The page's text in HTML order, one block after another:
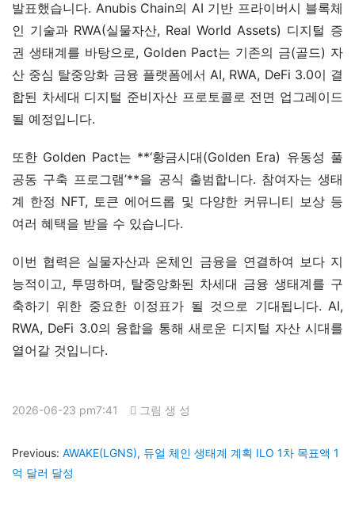
발표했습니다. Anubis Chain의 AI 기반 프라이버시 블록체
인 기술과 RWA(실물자산, Real World Assets) 디지털 증
권 생태계를 바탕으로, Golden Pact는 기존의 금(골드) 자
산 중심 탈중앙화 금융 플랫폼에서 AI, RWA, DeFi 3.0이 결
합된 차세대 디지털 준비자산 프로토콜로 전면 업그레이드
될 예정입니다.
또한 Golden Pact는 **‘황금시대(Golden Era) 유동성 풀
공동 구축 프로그램’**을 공식 출범합니다. 참여자는 생태
계 한정 NFT, 토큰 에어드롭 및 다양한 커뮤니티 보상 등
여러 혜택을 받을 수 있습니다.
이번 협력은 실물자산과 온체인 금융을 연결하여 보다 지
능적이고, 투명하며, 탈중앙화된 차세대 금융 생태계를 구
축하기 위한 중요한 이정표가 될 것으로 기대됩니다. AI,
RWA, DeFi 3.0의 융합을 통해 새로운 디지털 자산 시대를
열어갈 것입니다.
2026-06-23 pm7:41 그림 생 성
Previous: AWAKE(LGNS), 듀얼 체인 생태계 계획 ILO 1차 목표액 1
억 달러 달성